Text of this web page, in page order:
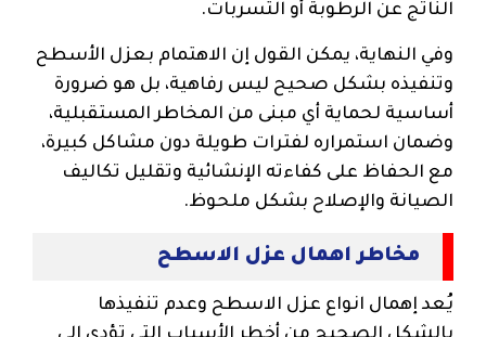
الناتج عن الرطوبة أو التسربات.
وفي النهاية، يمكن القول إن الاهتمام بعزل الأسطح
وتنفيذه بشكل صحيح ليس رفاهية، بل هو ضرورة
أساسية لحماية أي مبنى من المخاطر المستقبلية،
وضمان استمراره لفترات طويلة دون مشاكل كبيرة،
مع الحفاظ على كفاءته الإنشائية وتقليل تكاليف
الصيانة والإصلاح بشكل ملحوظ.
مخاطر اهمال عزل الاسطح
يُعد إهمال انواع عزل الاسطح وعدم تنفيذها